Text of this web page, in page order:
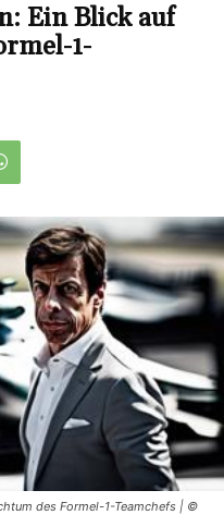
Ein Blick auf
1-
des Formel-1-Teamchefs | ©